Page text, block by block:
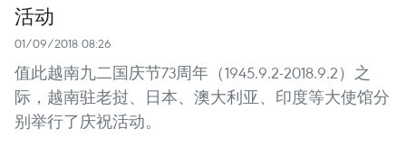
活动
01/09/2018 08:26
值此越南九二国庆节73周年（1945.9.2-2018.9.2）之
际，越南驻老挝、日本、澳大利亚、印度等大使馆分
别举行了庆祝活动。